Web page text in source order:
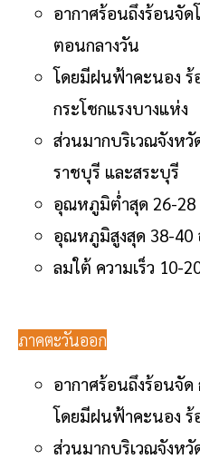
อากาศร้อนถึงร้อนจั
ตอนกลางวัน
โดยมีฝนฟ้าคะนอง
กระโชกแรงบางแห่ง
ส่วนมากบริเวณจังห
ราชบุรี และสระบุรี
อุณหภูมิต่ำสุด 26-28
อุณหภูมิสูงสุด 38-40
ลมใต้ ความเร็ว 10-
ภาคตะวันออก
อากาศร้อนถึงร้อนจั
โดยมีฝนฟ้าคะนอง
ส่วนมากบริเวณจังห